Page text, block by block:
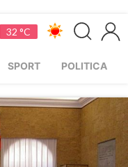
32 °C
SPORT POLITICA